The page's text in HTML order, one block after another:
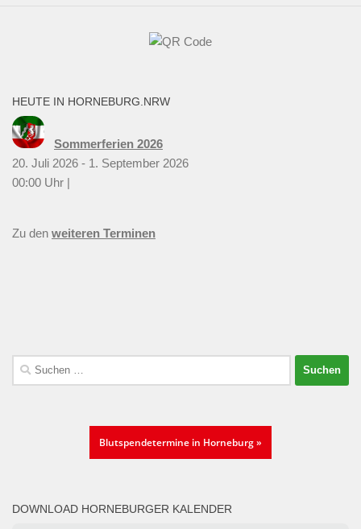
HEUTE IN HORNEBURG.NRW
Sommerferien 2026
20. Juli 2026 - 1. September 2026
00:00 Uhr |
Zu den weiteren Terminen
Suchen
nach:
Blutspendetermine in Horneburg »
DOWNLOAD HORNEBURGER KALENDER